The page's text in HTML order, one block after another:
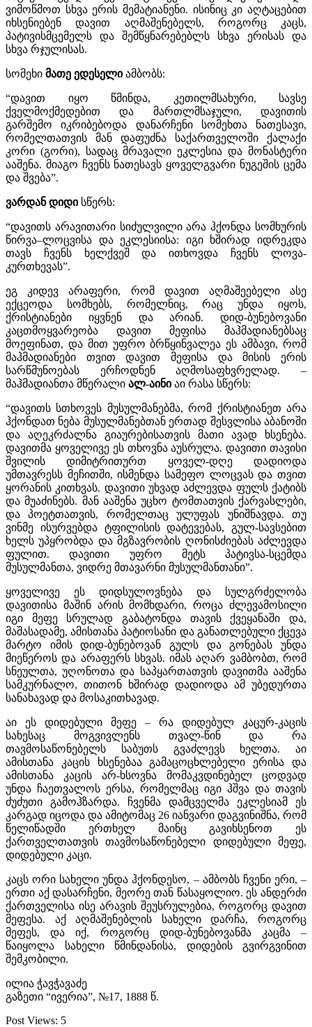
ვიმოწმოთ სხვა ერის მემატიანენი. ისინიც კი აღტაცებით
იხსენიებენ დავით აღმაშენებელს, როგორც კაცს,
პატივისმცემელს და შემწყნარებებლს სხვა ერისას და
სხვა რჯულისას.
სომეხი მათე ედესელიამბობს:
“დავით იყო წმინდა, კეთილმსახური, სავსე
ქველმოქმედებით და მართლმსაჯული, დავითის
გარშემო იკრიბებოდა დანარჩენი სომეხთა ნათესავი,
რომელთათვის მან დაფუძნა საქართველოში ქალაქი
კორი (გორი), სადაც მრავალი ეკლესია და მონასტერი
ააშენა. მიაგო ჩვენს ნათესავს ყოველგვარი ნუგეშის ცემა
და შვება”.
ვარდან დიდისწერს:
“დავითს არავითარი სიძულვილი არა ჰქონდა სომხურის
წირვა–ლოცვისა და ეკლესიისა: იგი ხშირად იდრეკდა
თავს ჩვენს ხელქვეშ და ითხოვდა ჩვენს ლოვა-
კურთხევას”.
ეგ კიდევ არაფერი, რომ დავით აღმაშეებელი ასე
ექცეოდა სომხებს, რომელნიც, რაც უნდა იყოს,
ქრისტიანები იყვნენ და არიან. დიდ-ბუნებოვანი
კაცთმოყვარეობა დავით მეფისა მაჰმადიანებსაც
მოეფინათ, და მით უფრო ბრწყინვალეა ეს ამბავი, რომ
მაჰმადიანები თვით დავით მეფისა და მისის ერის
სარწმუნოებას ერჩოდნენ აღმოსაფხვრელად. –
მაჰმადიანთა მწერალი ალ-აინიაი რასა სწერს:
“დავითს სთხოვეს მუსულმანებმა, რომ ქრისტიანეთ არა
ჰქონდათ ნება მუსულმანებთან ერთად შესვლისა აბანოში
და აღეკრძალნა გიაურებისათვის მათი ავად ხსენება.
დავითმა ყოველივე ეს თხოვნა აუსრულა. დავითი თავისი
შვილის დიმიტრითურთ ყოველ-დღე დადიოდა
უმთავრესს მეჩითში, ისმენდა სამეფო ლოცვას და თვით
ყორანის კითხვას. დავითი უხვად აძლევდა ფულს ქატიბს
და მუაძინებს. მან ააშენა უცხო ტომთათვის ქარვასლები,
და პოეტთათვის, რომელთაც ულუფას უნიშნავდა. თუ
ვინმე ისურვებდა ტფილისის დატევებას, გულ-სავსებით
ხელს უპყრობდა და მგზავრობის ღონისძიებას აძლევდა
ფულით. დავითი უფრო მეტს პატივსა-სცემდა
მუსულმანთა, ვიდრე მთავარნი მუსულმანთანი”.
ყოველივე ეს დიდსულოვნება და სულგრძელობა
დავითისა მაშინ არის მომხდარი, როცა ძლევამოსილი
იგი მეფე სრულად გაბატონდა თავის ქვეყანაში და,
მაშასადამე, ამისთანა პატიოსანი და განათლებული ქცევა
მარტო იმის დიდ-ბუნებოვან გულს და გონებას უნდა
მიეწეროს და არაფერს სხვას. იმას აღარ ვამბობთ, რომ
სნეულთა, უღონოთა და საპყართათვის დავითმა ააშენა
სამკურნალო, თითონ ხშირად დადიოდა ამ უბედურთა
სანახავად და მოსაკითხავად.
აი ეს დიდებული მეფე – რა დიდებულ კაცურ-კაცის
სახესაც მოგვივლენს თვალ-წინ და რა
თავმოსაწონებელს საბუთს გვაძლევს ხელთა. აი
ამისთანა კაცის ხსენებაა გამაცოცხლებელი ერისა და
ამისთანა კაცის არ-ხსოვნა მომაკვდინებელ ცოდვად
უნდა ჩაეთვალოს ერსა, რომელმაც იგი ჰშვა და თავის
ძუძუთი გამოჰზარდა. ჩვენმა დამცველმა ეკლესიამ ეს
კარგად იცოდა და ამიტომაც 26 იანვარი დაგვინიშნა, რომ
წელიწადში ერთხელ მაინც გავიხსენოთ ეს
ქართველთათვის თავმოსაწონებელი დიდებული მეფე,
დიდებული კაცი.
კაცს ორი სახელი უნდა ჰქონდესო, – ამბობს ჩვენი ერი, –
ერთი აქ დასარჩენი, მეორე თან წასაყოლიო. ეს ანდერძი
ქართველისა ისე არავის შეუსრულებია, როგორც დავით
მეფესა. აქ აღმაშენებლის სახელი დარჩა, როგორც
მეფეს, და იქ, როგორც დიდ-ბუნებოვანმა კაცმა –
წაიყოლა სახელი წმინდანისა, დიდების გვირგვინით
შემკობილი.
ილია ჭავჭავაძე
გაზეთი “ივერია”, №17, 1888 წ.
Post Views: 5